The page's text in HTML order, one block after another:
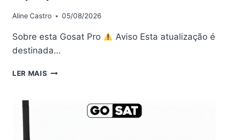
AlineCastro 05/08/2026
Sobre esta Gosat Pro
Aviso Esta atualização é
destinada…
LER MAIS GOSAT